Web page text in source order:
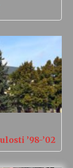
Pivní slavnosti – pohled do minulosti ’98-’02